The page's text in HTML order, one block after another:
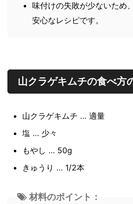
味付けの失敗が少ないため
安心なレシピです。
山クラゲキムチの食べ方
山クラゲキムチ … 適量
塩 … 少々
もやし … 50g
きゅうり … 1/2本
材料のポイント：